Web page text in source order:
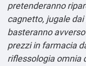
pretenderanno
cagnetto, jugale
basteranno
prezzi in farmacia
riflessologia omnia